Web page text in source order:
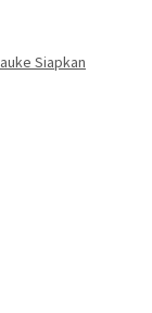
Siapkan